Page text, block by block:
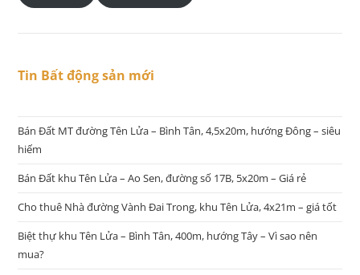
Tin Bất động sản mới
Bán Đất MT đường Tên Lửa – Bình Tân, 4,5x20m, hướng Đông – siêu
hiếm
Bán Đất khu Tên Lửa – Ao Sen, đường số 17B, 5x20m – Giá rẻ
Cho thuê Nhà đường Vành Đai Trong, khu Tên Lửa, 4x21m – giá tốt
Biệt thự khu Tên Lửa – Bình Tân, 400m, hướng Tây – Vì sao nên
mua?